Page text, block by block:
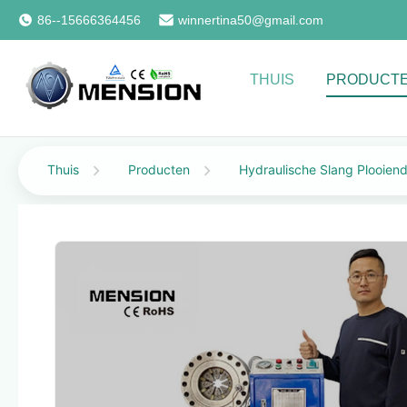
86--15666364456 winnertina50@gmail.com
THUIS
Thuis Producten Hydraulische Slang